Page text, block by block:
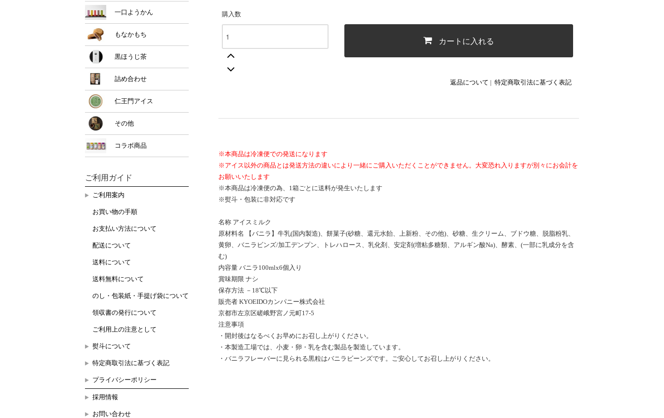
購入数
カートに入れる
返品について | 特定商取引法に基づく表記
※本商品は冷凍便での発送になります
※アイス以外の商品とは発送方法の違いにより一緒にご購入いただくことができません。大変恐れ入りますが別々にお会計を
お願いいたします
※本商品は冷凍便の為、1箱ごとに送料が発生いたします
※熨斗・包装に非対応です
名称 アイスミルク
原材料名 【バニラ】牛乳(国内製造)、餅菓子(砂糖、還元水飴、上新粉、その他)、砂糖、生クリーム、ブドウ糖、脱脂粉乳、
黄卵、バニラビンズ/加工デンプン、トレハロース、乳化剤、安定剤(増粘多糖類、アルギン酸Na)、酵素、(一部に乳成分を含
む)
内容量 バニラ100mlx6個入り
賞味期限 ナシ
保存方法 －18℃以下
販売者 KYOEIDOカンパニー株式会社
京都市左京区嵯峨野宮ノ元町17-5
注意事項
・開封後はなるべくお早めにお召し上がりください。
・本製造工場では、小麦・卵・乳を含む製品を製造しています。
・バニラフレーバーに見られる黒粒はバニラビーンズです。ご安心してお召し上がりください。
一口ようかん
もなかもち
黒ほうじ茶
詰め合わせ
仁王門アイス
その他
コラボ商品
ご利用ガイド
ご利用案内
お買い物の手順
お支払い方法について
配送について
送料について
送料無料について
のし・包装紙・手提げ袋について
領収書の発行について
ご利用上の注意として
熨斗について
特定商取引法に基づく表記
プライバシーポリシー
採用情報
お問い合わせ